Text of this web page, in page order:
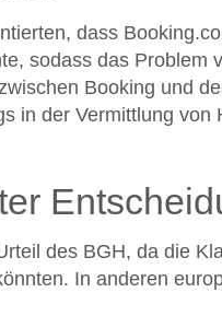
dass
sodass das
Booking und
in der Vermittlung
des BGH, da die
In anderen